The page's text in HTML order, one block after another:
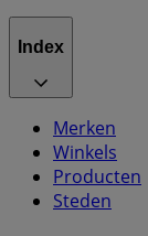
Index
Merken
Winkels
Producten
Steden